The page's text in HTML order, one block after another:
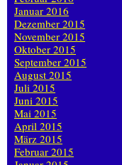
Januar 2016
Dezember 2015
November 2015
Oktober 2015
September 2015
August 2015
Juli 2015
Juni 2015
Mai 2015
April 2015
März 2015
Februar 2015